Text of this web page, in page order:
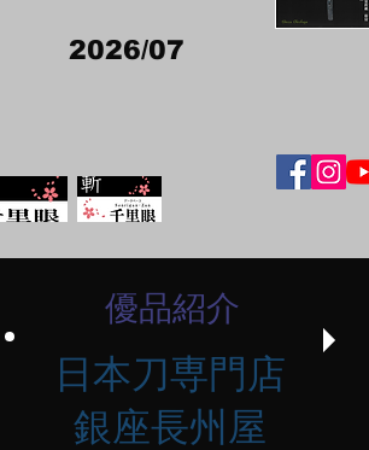
2026/07
優品紹介
日本刀専門店
銀座長州屋